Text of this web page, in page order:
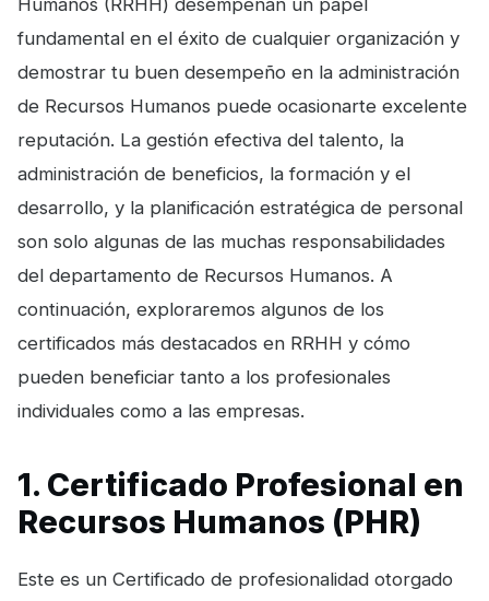
Humanos (RRHH) desempeñan un papel
fundamental en el éxito de cualquier organización y
demostrar tu buen desempeño en la administración
de Recursos Humanos puede ocasionarte excelente
reputación. La gestión efectiva del talento, la
administración de beneficios, la formación y el
desarrollo, y la planificación estratégica de personal
son solo algunas de las muchas responsabilidades
del departamento de Recursos Humanos. A
continuación, exploraremos algunos de los
certificados más destacados en RRHH y cómo
pueden beneficiar tanto a los profesionales
individuales como a las empresas.
1. Certificado Profesional en
Recursos Humanos (PHR)
Este es un Certificado de profesionalidad otorgado